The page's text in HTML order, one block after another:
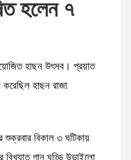
হলেন ৭
হাছন উৎসব। প্রয়াত
হাছন রাজা
শুক্রবার বিকাল ৩ ঘটিকায়
বিখ্যাত গান ঘুড্ডি উড়াইলো